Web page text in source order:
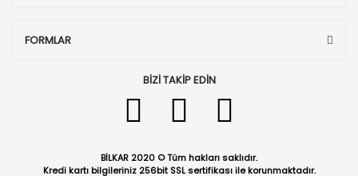
FORMLAR
BİZİ TAKİP EDİN
BİLKAR 2020 © Tüm hakları saklıdır.
Kredi kartı bilgileriniz 256bit SSL sertifikası ile korunmaktadır.